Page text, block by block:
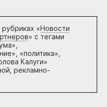
«Новости
» с тегами
«политика»,
Калуги»
рекламно-